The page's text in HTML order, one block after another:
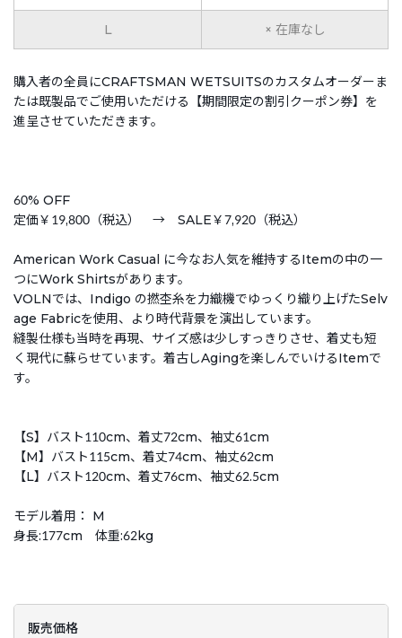
L × 在庫なし
購入者の全員にCRAFTSMAN WETSUITSのカスタムオーダーま
たは既製品でご使用いただける【期間限定の割引クーポン券】を
進呈させていただきます。
60% OFF
定価￥19,800（税込） → SALE￥7,920（税込）
American Work Casual に今なお人気を維持するItemの中の一
つにWork Shirtsがあります。
VOLNでは、Indigo の撚杢糸を力織機でゆっくり織り上げたSelv
age Fabricを使用、より時代背景を演出しています。
縫製仕様も当時を再現、サイズ感は少しすっきりさせ、着丈も短
く現代に蘇らせています。着古しAgingを楽しんでいけるItemで
す。
【S】バスト110cm、着丈72cm、袖丈61cm
【M】バスト115cm、着丈74cm、袖丈62cm
【L】バスト120cm、着丈76cm、袖丈62.5cm
モデル着用： M
身長:177cm 体重:62kg
販売価格